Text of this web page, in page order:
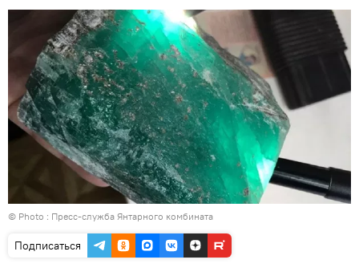
© Photo : Пресс-служба Янтарного комбината
Подписаться